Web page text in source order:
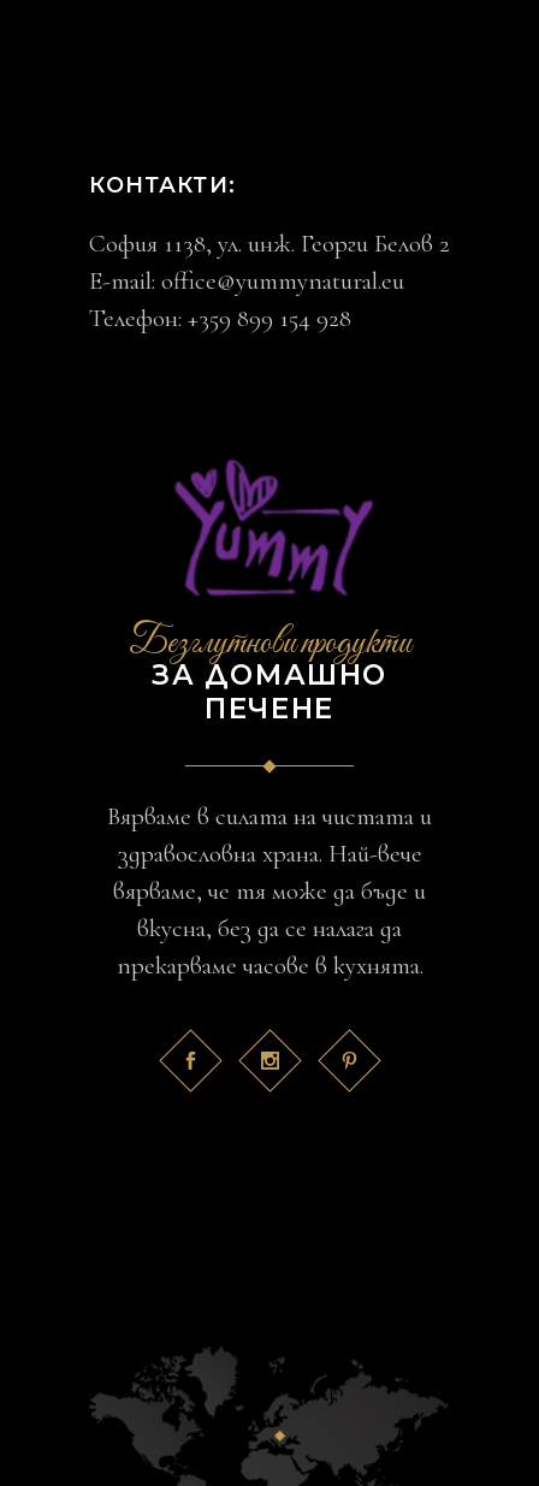
КОНТАКТИ:
София 1138, ул. инж. Георги Белов 2
E-mail: office@yummynatural.eu
Телефон: +359 899 154 928
Безглутнови продукти
ЗА ДОМАШНО
ПЕЧЕНЕ
Вярваме в силата на чистата и
здравословна храна. Най-вече
вярваме, че тя може да бъде и
вкусна, без да се налага да
прекарваме часове в кухнята.